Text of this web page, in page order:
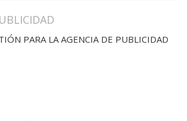
PARA LA AGENCIA DE PUBLICIDAD